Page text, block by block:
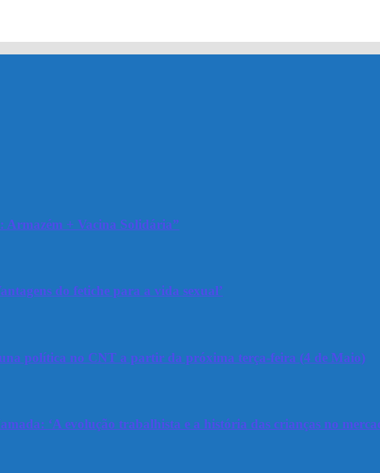
+ Vacina Solidária”
do fetiche para a vida sexual’
política no CNT a partir da próxima terça-feira (4 de Maio)
‘A evolução trabalhista e a história das crianças no